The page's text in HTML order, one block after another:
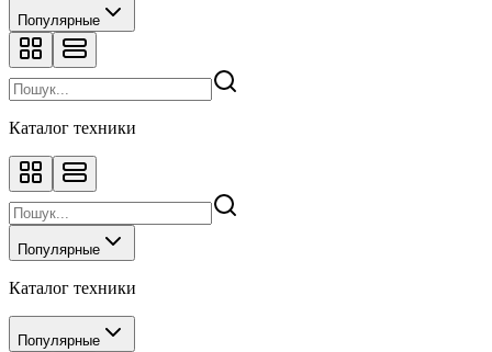
Популярные
Каталог техники
Популярные
Каталог техники
Популярные